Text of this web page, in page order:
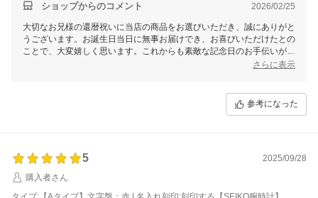
ショップからのコメント 2026/02/25
大切なお兄様の還暦祝いに当店の商品をお選びいただき、誠にありがと
うございます。お誕生日当日に無事お届けでき、お喜びいただけたとの
ことで、大変嬉しく思います。これからも素敵な記念日のお手伝いがで
きるよう努めてまいります。またの機会がございましたら、ぜひご利用
さらに表示
参考になった
5
2025/09/28
購入者さん